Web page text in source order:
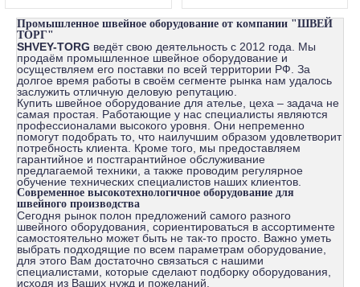
Промышленное швейное оборудование от компании "ШВЕЙ
ТОРГ"
SHVEY-TORG ведёт свою деятельность с 2012 года. Мы
продаём промышленное швейное оборудование и
осуществляем его поставки по всей территории РФ. За
долгое время работы в своём сегменте рынка нам удалось
заслужить отличную деловую репутацию.
Купить швейное оборудование для ателье, цеха – задача не
самая простая. Работающие у нас специалисты являются
профессионалами высокого уровня. Они непременно
помогут подобрать то, что наилучшим образом удовлетворит
потребность клиента. Кроме того, мы предоставляем
гарантийное и постгарантийное обслуживание
предлагаемой техники, а также проводим регулярное
обучение технических специалистов наших клиентов.
Современное высокотехнологичное оборудование для
швейного производства
Сегодня рынок полон предложений самого разного
швейного оборудования, сориентироваться в ассортименте
самостоятельно может быть не так-то просто. Важно уметь
выбрать подходящие по всем параметрам оборудование,
для этого Вам достаточно связаться с нашими
специалистами, которые сделают подборку оборудования,
исходя из Ваших нужд и пожеланий.